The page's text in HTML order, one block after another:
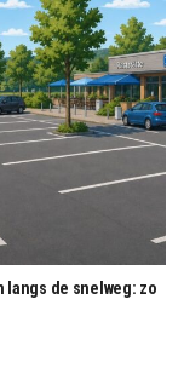
langs de snelweg: zo